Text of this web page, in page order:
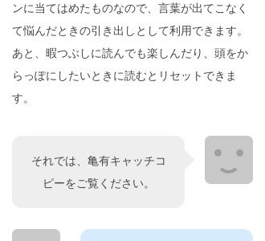
ンに当てはめたものなので、言葉が出てこなく
て悩んだときの引き出しとして利用できます。
あと、暇つぶしに読んでも楽しんだり、頭をか
らっぽにしたいときに読むとリセットできま
す。
それでは、亀有キャッチコ
ピーをご覧ください。